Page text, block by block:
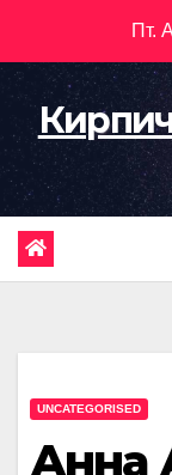
содержимому
Пт.
UNCATEGORISED
Анна